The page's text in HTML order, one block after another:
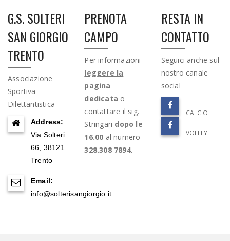
G.S. SOLTERI
SAN GIORGIO
TRENTO
Associazione
Sportiva
Dilettantistica
Address:
Via Solteri
66, 38121
Trento
Email:
info@solterisangiorgio.it
PRENOTA
CAMPO
Per informazioni
leggere la
pagina
dedicata o
contattare il sig.
Stringari dopo le
16.00 al numero
328.308 7894.
RESTA IN
CONTATTO
Seguici anche sul
nostro canale
social
CALCIO
VOLLEY